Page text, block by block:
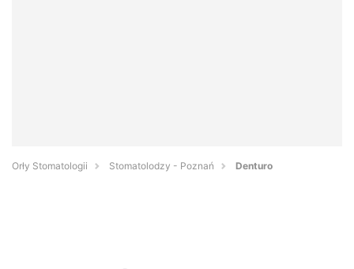
Orły Stomatologii Stomatolodzy - Poznań Denturo